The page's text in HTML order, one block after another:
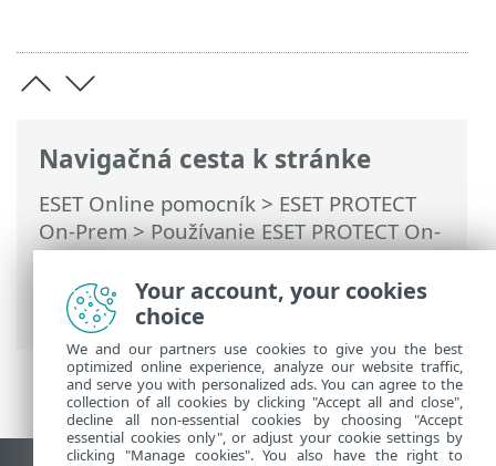
Navigačná cesta k stránke
ESET Online pomocník > ESET PROTECT
On-Prem>Používanie ESET PROTECT On-
Prem>Hlavné menu ESET PROTECT On-
Prem>Viac>Prístupové práva>
Používatelia> Zmena hesla používateľa
Your account, your cookies
choice
We and our partners use cookies to give you the best
optimized online experience, analyze our website traffic,
and serve you with personalized ads. You can agree to the
collection of all cookies by clicking "Accept all and close",
decline all non-essential cookies by choosing "Accept
essential cookies only", or adjust your cookie settings by
clicking "Manage cookies". You also have the right to